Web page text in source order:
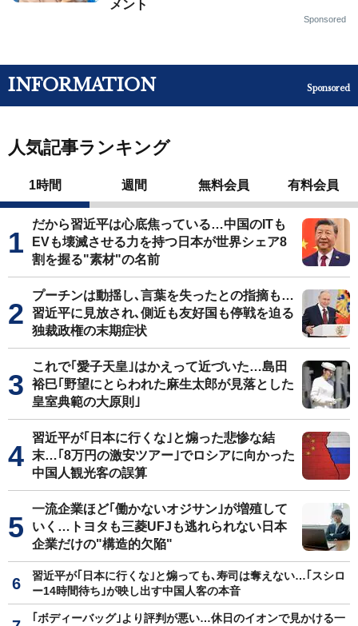
メント
Sponsored
INFORMATION Sponsored
人気記事ランキング
1時間 週間 無料会員 有料会員
だから習近平は心底焦っている…中国のITも
EVも壊滅させる力を持つ日本が世界シェア8
割を握る"素材"の名前
プーチンは動揺し､言葉を失ったとの指摘も…
習近平に見放され､側近も友好国も停戦を迫る
独裁政権の末期症状
これで｢愛子天皇｣はかえって近づいた…島田
裕巳｢野望にとらわれた麻生太郎が見落とした
皇室典範の大原則｣
習近平が｢日本に行くな｣と煽った悲惨な結
末…｢8万円の激安ツアー｣でロシアに向かった
中国人観光客の誤算
一流企業ほど｢働かないオジサン｣が増殖して
いく…トヨタも三菱UFJも逃れられない日本
企業だけの"構造的欠陥"
習近平が｢日本に行くな｣と煽っても､寿司は奪えない…｢スシロ
ー14時間待ち｣が映し出す中国人客の本音
｢ボディーバッグ｣より評判が悪い…休日のイオンで見かける一